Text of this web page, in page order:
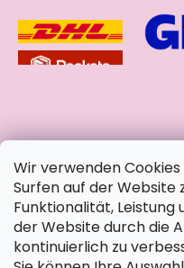
Wir verwenden
Surfen auf der Website
Funktionalität,
der Website durch die
kontinuierlich zu
soziale